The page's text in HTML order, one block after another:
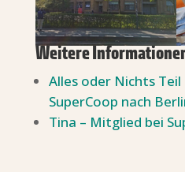
Weitere
Alles oder Nichts Teil
SuperCoop nach
Tina – Mitglied bei